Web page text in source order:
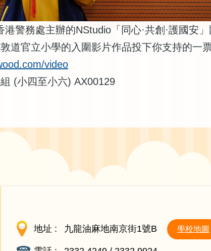
警務處主辦的NStudio「同心·共創·護國安
道官立小學的入圍影片作品投下你支持的一
video
(小四至小六) AX00129
地址 : 九龍油麻地南京街1號B 學校地圖